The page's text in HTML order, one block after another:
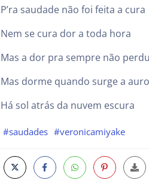
P’ra saudade não foi feita a cura
Nem se cura dor a toda hora
Mas a dor pra sempre não
Mas dorme quando surge a
Há sol atrás da nuvem escura
#saudades #veronicamiyake